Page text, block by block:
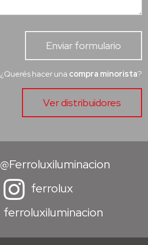
Enviar formulario
¿Querés hacer una compra minorista?
Ver distribuidores
@Ferroluxiluminacion
ferrolux
ferroluxiluminacion